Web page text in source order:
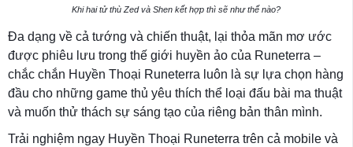
Khi hai tử thù Zed và Shen kết hợp thì sẽ như thế nào?
Đa dạng về cả tướng và chiến thuật, lại thỏa mãn mơ ước
được phiêu lưu trong thế giới huyền ảo của Runeterra –
chắc chắn Huyền Thoại Runeterra luôn là sự lựa chọn hàng
đầu cho những game thủ yêu thích thể loại đấu bài ma thuật
và muốn thử thách sự sáng tạo của riêng bản thân mình.
Trải nghiệm ngay Huyền Thoại Runeterra trên cả mobile và